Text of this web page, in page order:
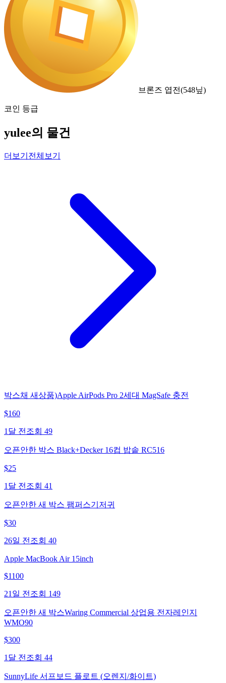
브론즈 엽전(548닢)
코인 등급
yulee의 물건
더보기 전체보기
박스채 새상품)Apple AirPods Pro 2세대 MagSafe 충전
$160
1달 전 조회 49
오픈안한 박스 Black+Decker 16컵 밥솥 RC516
$25
1달 전 조회 41
오픈안한 새 박스 팸퍼스기저귀
$30
26일 전 조회 40
Apple MacBook Air 15inch
$1100
21일 전 조회 149
오픈안한 새 박스Waring Commercial 상업용 전자레인지
WMO90
$300
1달 전 조회 44
SunnyLife 서프보드 플로트 (오렌지/화이트)